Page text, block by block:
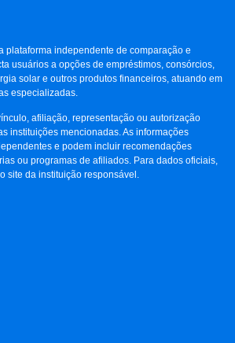
plataforma independente de comparação e
usuários a opções de empréstimos, consórcios,
solar e outros produtos financeiros, atuando em
especializadas.
afiliação, representação ou autorização
instituições mencionadas. As informações
e podem incluir recomendações
ou programas de afiliados. Para dados oficiais,
site da instituição responsável.